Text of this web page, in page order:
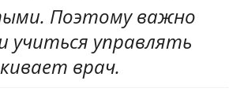
Поэтому важно
учиться управлять
врач.